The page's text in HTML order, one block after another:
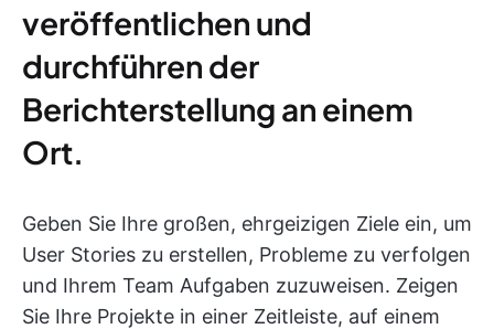
veröffentlichen und
durchführen der
Berichterstellung an einem
Ort.
Geben Sie Ihre großen, ehrgeizigen Ziele ein, um
User Stories zu erstellen, Probleme zu verfolgen
und Ihrem Team Aufgaben zuzuweisen. Zeigen
Sie Ihre Projekte in einer Zeitleiste, auf einem